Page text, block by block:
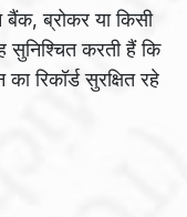
बैंक, ब्रोकर या किसी
करती हैं कि
रिकॉर्ड सुरक्षित रहे